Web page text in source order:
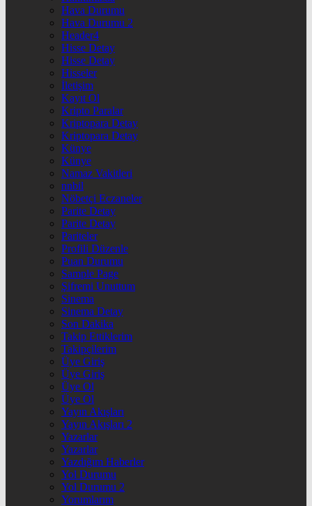
Hava Durumu
Hava Durumu 2
Header4
Hisse Detay
Hisse Detay
Hisseler
İletişim
Kayıt Ol
Kripto Paralar
Kriptopara Detay
Kriptopara Detay
Künye
Künye
Namaz Vakitleri
nnbil
Nöbetçi Eczaneler
Parite Detay
Parite Detay
Pariteler
Profili Düzenle
Puan Durumu
Sample Page
Şifremi Unuttum
Sinema
Sinema Detay
Son Dakika
Takip Ettiklerim
Takipçilerim
Üye Giriş
Üye Giriş
Üye Ol
Üye Ol
Yayın Akışları
Yayın Akışları 2
Yazarlar
Yazarlar
Yazdığım Haberler
Yol Durumu
Yol Durumu 2
Yorumlarım